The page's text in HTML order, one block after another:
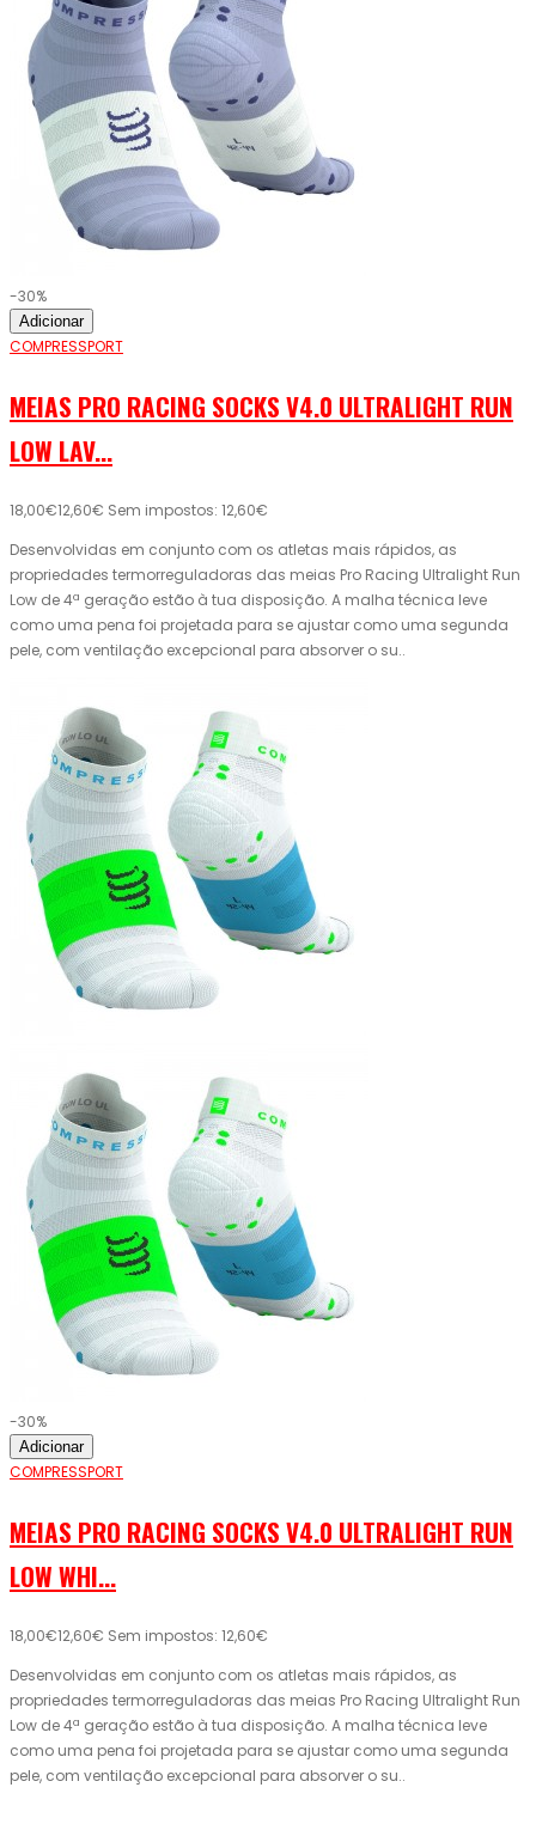
-30%
Adicionar
COMPRESSPORT
MEIAS PRO RACING SOCKS V4.0 ULTRALIGHT RUN
LOW LAV...
18,00€12,60€ Sem impostos: 12,60€
Desenvolvidas em conjunto com os atletas mais rápidos, as
propriedades termorreguladoras das meias Pro Racing Ultralight Run
Low de 4ª geração estão à tua disposição. A malha técnica leve
como uma pena foi projetada para se ajustar como uma segunda
pele, com ventilação excepcional para absorver o su..
-30%
Adicionar
COMPRESSPORT
MEIAS PRO RACING SOCKS V4.0 ULTRALIGHT RUN
LOW WHI...
18,00€12,60€ Sem impostos: 12,60€
Desenvolvidas em conjunto com os atletas mais rápidos, as
propriedades termorreguladoras das meias Pro Racing Ultralight Run
Low de 4ª geração estão à tua disposição. A malha técnica leve
como uma pena foi projetada para se ajustar como uma segunda
pele, com ventilação excepcional para absorver o su..